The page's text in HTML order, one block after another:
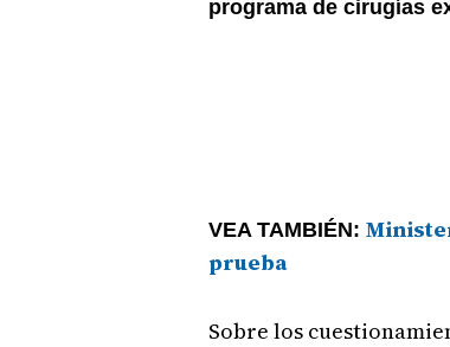
programa de cirugías
VEA TAMBIÉN:
prueba
Sobre los